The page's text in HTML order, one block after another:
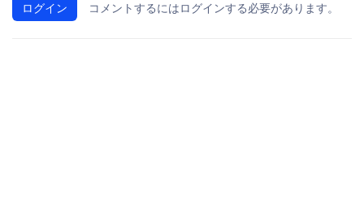
ログイン コメントするにはログインする必要があります。